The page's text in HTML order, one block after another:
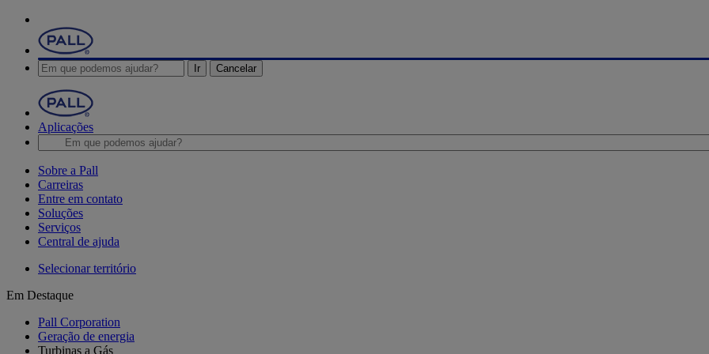
Ir Cancelar
Aplicações
Sobre a Pall
Carreiras
Entre em contato
Soluções
Serviços
Central de ajuda
Selecionar território
Em Destaque
Pall Corporation
Geração de energia
Turbinas a Gás